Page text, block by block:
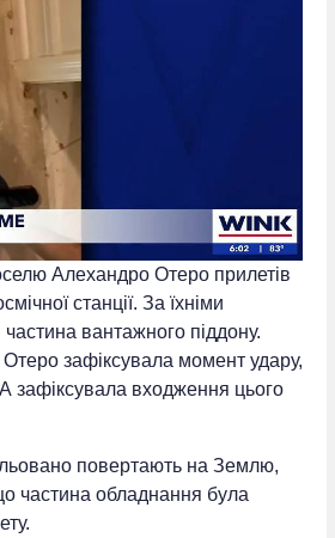
Алехандро Отеро прилетів
станції. За їхніми
вантажного піддону.
зафіксувала момент удару,
зафіксувала входження цього
повертають на Землю,
частина обладнання була